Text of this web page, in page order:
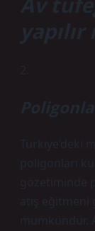
yapılır
2.
Türkiye’deki
poligonları
gözetiminde
atış
mümkündür.